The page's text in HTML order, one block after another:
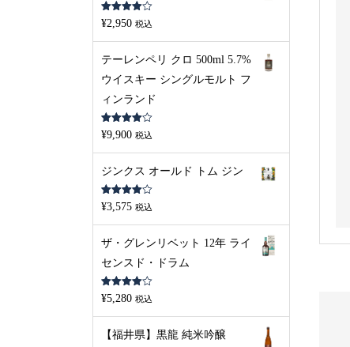
5段階中
4.00の評
¥2,950 税込
テーレンペリ クロ 500ml 5.7%
ウイスキー シングルモルト フ
ィンランド
5段階中
4.00の評
¥9,900 税込
ジンクス オールド トム ジン
5段階中
4.00の評
¥3,575 税込
ザ・グレンリベット 12年 ライ
センスド・ドラム
5段階中
4.00の評
¥5,280 税込
【福井県】黒龍 純米吟醸